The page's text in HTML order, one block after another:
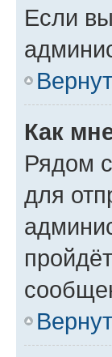
Если
Как
Рядом
для